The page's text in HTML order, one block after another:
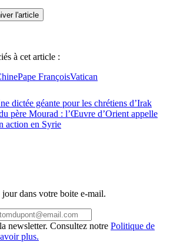
l'article
à cet article :
Pape FrançoisVatican
dictée géante pour les chrétiens d’Irak
père Mourad : l’Œuvre d’Orient appelle
action en Syrie
dans votre boite e-mail.
newsletter. Consultez notre Politique de
plus.